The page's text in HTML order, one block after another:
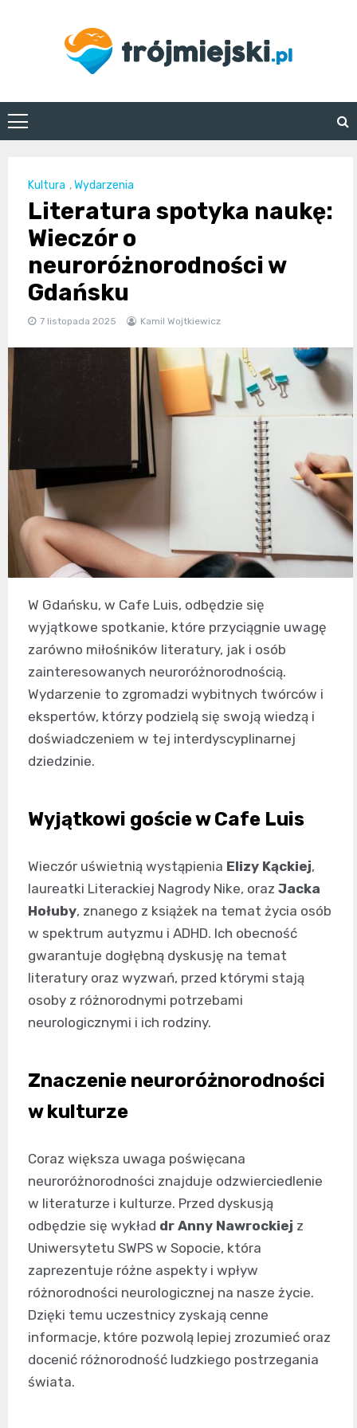
trojmiejski.pl
Kultura ,Wydarzenia
Literatura spotyka naukę:
Wieczór o
neuroróżnorodności w
Gdańsku
7 listopada 2025 Kamil Wojtkiewicz
W Gdańsku, w Cafe Luis, odbędzie się
wyjątkowe spotkanie, które przyciągnie uwagę
zarówno miłośników literatury, jak i osób
zainteresowanych neuroróżnorodnością.
Wydarzenie to zgromadzi wybitnych twórców i
ekspertów, którzy podzielą się swoją wiedzą i
doświadczeniem w tej interdyscyplinarnej
dziedzinie.
Wyjątkowi goście w Cafe Luis
Wieczór uświetnią wystąpienia Elizy Kąckiej,
laureatki Literackiej Nagrody Nike, oraz Jacka
Hołuby, znanego z książek na temat życia osób
w spektrum autyzmu i ADHD. Ich obecność
gwarantuje dogłębną dyskusję na temat
literatury oraz wyzwań, przed którymi stają
osoby z różnorodnymi potrzebami
neurologicznymi i ich rodziny.
Znaczenie neuroróżnorodności
w kulturze
Coraz większa uwaga poświęcana
neuroróżnorodności znajduje odzwierciedlenie
w literaturze i kulturze. Przed dyskusją
odbędzie się wykład dr Anny Nawrockiej z
Uniwersytetu SWPS w Sopocie, która
zaprezentuje różne aspekty i wpływ
różnorodności neurologicznej na nasze życie.
Dzięki temu uczestnicy zyskają cenne
informacje, które pozwolą lepiej zrozumieć oraz
docenić różnorodność ludzkiego postrzegania
świata.